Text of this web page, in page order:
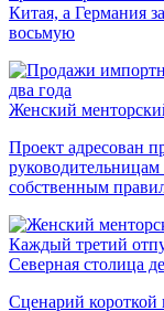
Китая, а Германия
восьмую
Женский
Проект адресован
собственным
Каждый третий
Северная столица
Сценарий короткой